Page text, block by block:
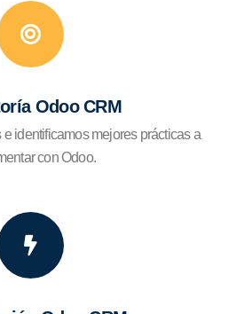
Odoo CRM
identificamos mejores prácticas a
con Odoo.